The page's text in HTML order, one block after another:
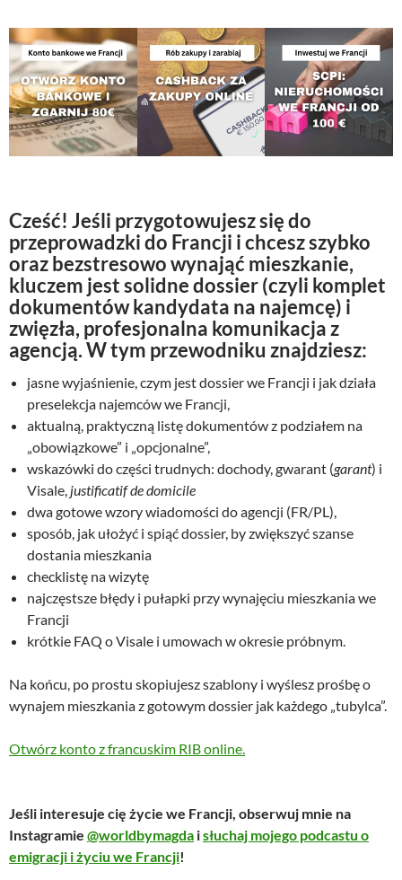
Cześć! Jeśli przygotowujesz się do
przeprowadzki do Francji i chcesz szybko
oraz bezstresowo wynająć mieszkanie,
kluczem jest solidne dossier (czyli komplet
dokumentów kandydata na najemcę) i
zwięzła, profesjonalna komunikacja z
agencją. W tym przewodniku znajdziesz:
jasne wyjaśnienie, czym jest dossier we Francji i jak działa
preselekcja najemców we Francji,
aktualną, praktyczną listę dokumentów z podziałem na
„obowiązkowe” i „opcjonalne”,
wskazówki do części trudnych: dochody, gwarant (garant) i
Visale, justificatif de domicile
dwa gotowe wzory wiadomości do agencji (FR/PL),
sposób, jak ułożyć i spiąć dossier, by zwiększyć szanse
dostania mieszkania
checklistę na wizytę
najczęstsze błędy i pułapki przy wynajęciu mieszkania we
Francji
krótkie FAQ o Visale i umowach w okresie próbnym.
Na końcu, po prostu skopiujesz szablony i wyślesz prośbę o
wynajem mieszkania z gotowym dossier jak każdego „tubylca”.
Otwórz konto z francuskim RIB online.
Jeśli interesuje cię życie we Francji, obserwuj mnie na
Instagramie @worldbymagda isłuchaj mojego podcastu o
emigracji i życiu we Francji!